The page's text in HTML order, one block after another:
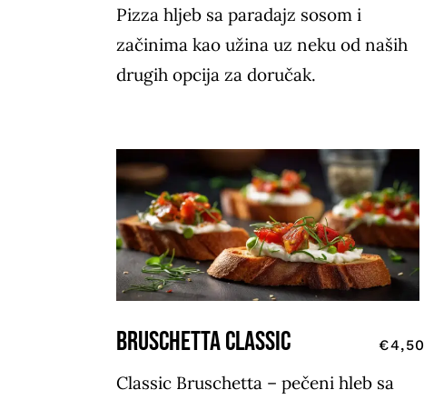
Pizza hljeb sa paradajz sosom i
začinima kao užina uz neku od naših
drugih opcija za doručak.
BRUSCHETTA CLASSIC €4,50
Classic Bruschetta – pečeni hleb sa